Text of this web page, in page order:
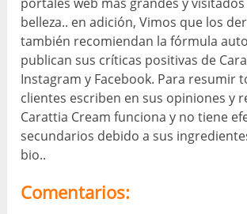
belleza.. en adición, Vimos que los
también recomiendan la fórmula
publican sus críticas positivas de
Instagram y Facebook. Para resumir
clientes escriben en sus opiniones y
Carattia Cream funciona y no tiene
secundarios debido a sus
bio..
Comentarios: